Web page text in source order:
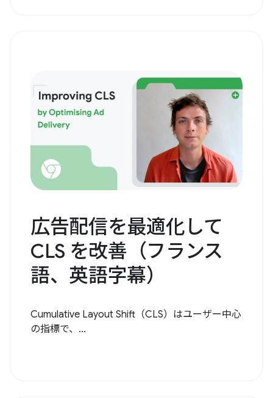
広告配信を最適化して
CLS を改善（フランス
語、英語字幕）
Cumulative Layout Shift（CLS）はユーザー中心
の指標で、...